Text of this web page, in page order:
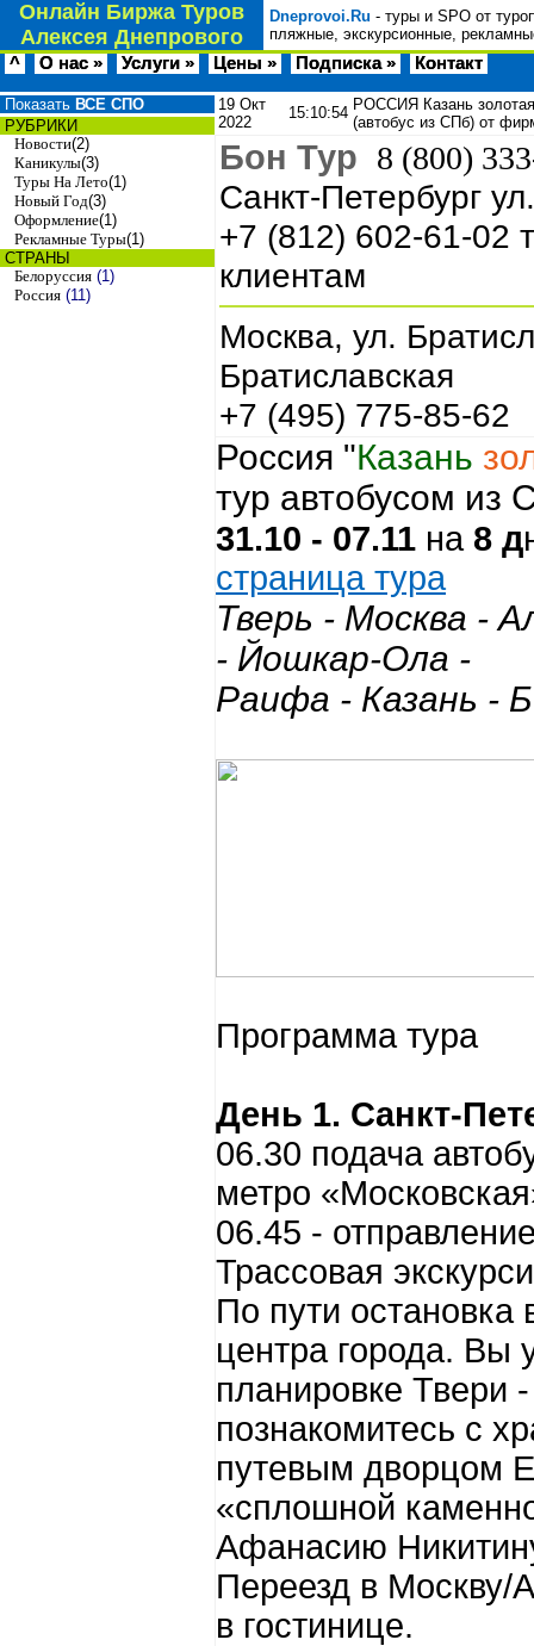
Онлайн Биржа Туров
Алексея Днепрового
Dneprovoi.Ru - туры и SPO от
пляжные, экскурсионные,
^ О нас » Услуги » Цены » Подписка » Контакт
Показать ВСЕ СПО
РУБРИКИ
Новости(2)
Каникулы(3)
Туры На Лето(1)
Новый Год(3)
Оформление(1)
Рекламные Туры(1)
СТРАНЫ
Белоруссия (1)
Россия (11)
19 Окт
2022
15:10:54 РОССИЯ Казань золотая
(автобус из СПб) от
Бон Тур 8 (800)
Санкт-Петербург
+7 (812) 602-61-02
клиентам
Москва, ул.
Братиславская
+7 (495) 775-85-62
Россия "Казань
тур автобусом из
31.10 - 07.11 на 8 д
страница тура
Тверь - Москва -
- Йошкар-Ола -
Раифа - Казань -
Программа тура
День 1. Санкт-
06.30 подача
метро
06.45 -
Трассовая
По пути
центра города. Вы
планировке Твери
познакомитесь с
путевым дворцом
«сплошной
Афанасию
Переезд в Москву/
в гостинице.